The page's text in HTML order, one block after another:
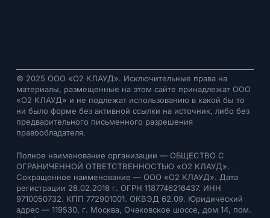
© 2025 ООО «О2 КЛАУД». Исключительные права на
материалы, размещенные на этом сайте принадлежат ООО
«О2 КЛАУД» и не подлежат использованию в какой бы то
ни было форме без активной ссылки на источник, либо без
предварительного письменного разрешения
правообладателя.
Полное наименование организации — ОБЩЕСТВО С
ОГРАНИЧЕННОЙ ОТВЕТСТВЕННОСТЬЮ «О2 КЛАУД».
Сокращенное наименование — ООО «О2 КЛАУД». Дата
регистрации 28.02.2018 г. ОГРН 1187746216437. ИНН
9710050732. КПП 772901001. ОКВЭД 62.09. Юридический
адрес — 119530, г. Москва, Очаковское шоссе, дом 14, пом.